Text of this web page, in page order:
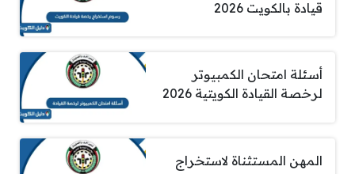
قيادة بالكويت 2026
أسئلة امتحان الكمبيوتر
لرخصة القيادة الكويتية 2026
المهن المستثناة لاستخراج